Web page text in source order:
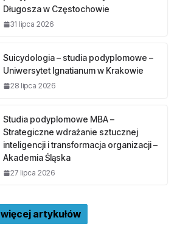
Długosza w Częstochowie
31 lipca 2026
Suicydologia – studia podyplomowe –
Uniwersytet Ignatianum w Krakowie
28 lipca 2026
Studia podyplomowe MBA –
Strategiczne wdrażanie sztucznej
inteligencji i transformacja organizacji –
Akademia Śląska
27 lipca 2026
więcej artykułów